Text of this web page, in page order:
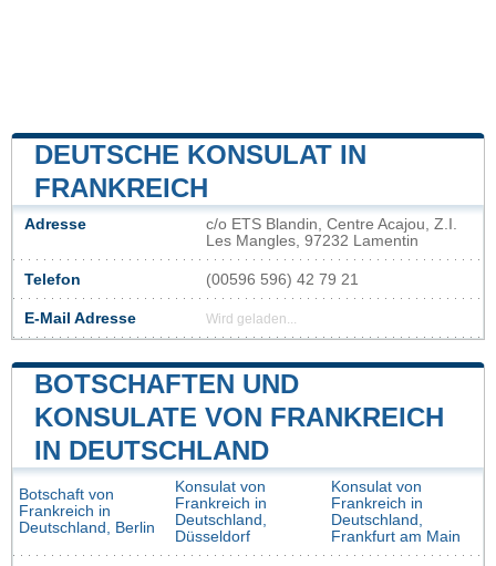
DEUTSCHE KONSULAT IN
FRANKREICH
Adresse
c/o ETS Blandin, Centre Acajou, Z.I.
Les Mangles, 97232 Lamentin
Telefon (00596 596) 42 79 21
E-Mail Adresse Wird geladen...
BOTSCHAFTEN UND
KONSULATE VON FRANKREICH
IN DEUTSCHLAND
Botschaft von
Frankreich in
Deutschland, Berlin
Konsulat von
Frankreich in
Deutschland,
Düsseldorf
Konsulat von
Frankreich in
Deutschland,
Frankfurt am Main